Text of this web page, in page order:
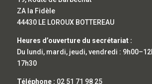
ZA la Fidèle
44430 LE LOROUX BOTTEREAU
Heures d’ouverture du secrétariat :
Du lundi, mardi, jeudi, vendredi :
17h30
Téléphone : 02 51 71 98 25